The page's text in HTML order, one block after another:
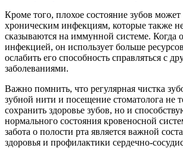
Кроме того, плохое состояние зубов
хроническим инфекциям, которые также
сказываются на иммунной системе. Когда
инфекцией, он использует больше
ослабить его способность справляться с
заболеваниями.
Важно помнить, что регулярная чистка
зубной нити и посещение стоматолога не
сохранить здоровье зубов, но и
нормального состояния кровеносной
забота о полости рта является важной
здоровья и профилактики сердечно-